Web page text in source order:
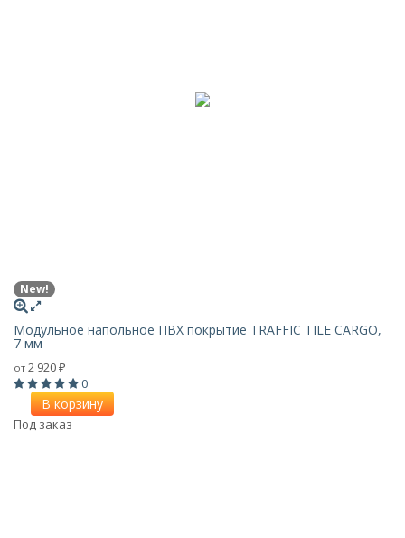
New!
Модульное напольное ПВХ покрытие TRAFFIC TILE CARGO,
7 мм
от 2 920 ₽
0
В корзину
Под заказ